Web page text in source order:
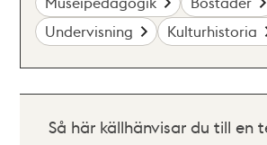
Undervisning
Kulturhistoria
Så här källhänvisar du till en